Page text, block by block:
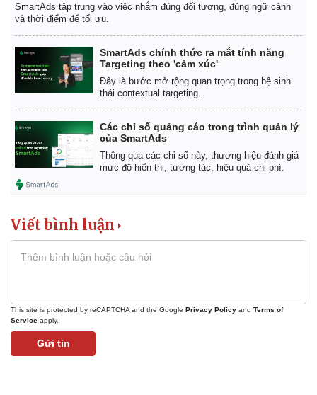
Kinh tế
Bất động sản
Khởi nghiệp
Thị trường
Tiêu dùng
Tỷ giá
Chứng khoán
Giá cà phê
SmartAds tập trung vào việc nhắm đúng đối tượng, đúng ngữ cảnh
và thời điểm để tối ưu.
SmartAds chính thức ra mắt tính năng
Targeting theo 'cảm xúc'
Đây là bước mở rộng quan trọng trong hệ sinh
thái contextual targeting.
Các chỉ số quảng cáo trong trình quản lý
của SmartAds
Thông qua các chỉ số này, thương hiệu đánh giá
mức độ hiển thị, tương tác, hiệu quả chi phí.
Viết bình luận
This site is protected by reCAPTCHA and the Google Privacy Policy and Terms of
Service apply.
Gửi tin